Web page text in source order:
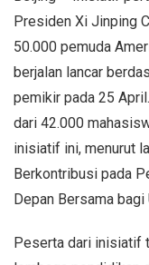
Presiden Xi Jinping
50.000 pemuda
berjalan lancar
pemikir pada 25
dari 42.000
inisiatif ini, menurut
Berkontribusi pada
Depan Bersama bagi
Peserta dari inisiatif